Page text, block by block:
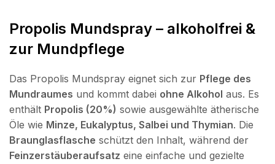
Propolis Mundspray – alkoholfrei &
zur Mundpflege
Das Propolis Mundspray eignet sich zur Pflege des
Mundraumes und kommt dabei ohne Alkohol aus. Es
enthält Propolis (20%) sowie ausgewählte ätherische
Öle wie Minze, Eukalyptus, Salbei und Thymian. Die
Braunglasflasche schützt den Inhalt, während der
Feinzerstäuberaufsatz eine einfache und gezielte